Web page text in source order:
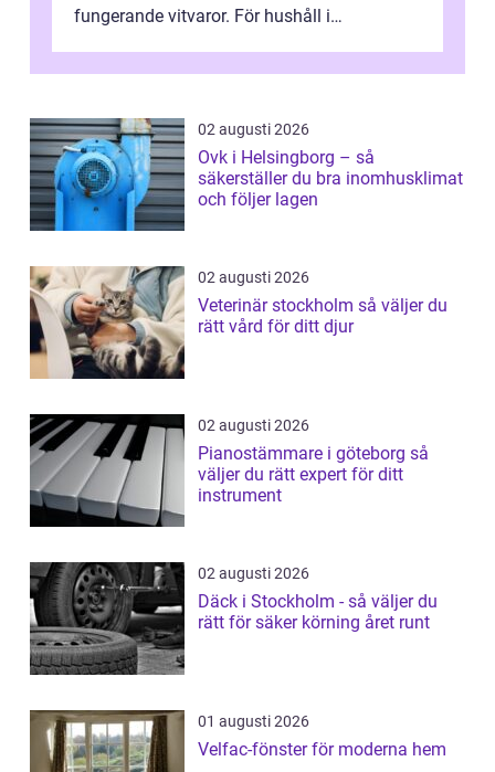
fungerande vitvaror. För hushåll i
vitvaruservice en...
02 augusti 2026
Ovk i Helsingborg – så
säkerställer du bra inomhusklimat
och följer lagen
02 augusti 2026
Veterinär stockholm så väljer du
rätt vård för ditt djur
02 augusti 2026
Pianostämmare i göteborg så
väljer du rätt expert för ditt
instrument
02 augusti 2026
Däck i Stockholm - så väljer du
rätt för säker körning året runt
01 augusti 2026
Velfac-fönster för moderna hem